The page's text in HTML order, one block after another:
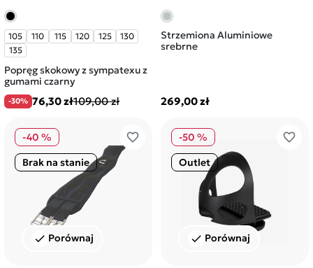
105 110 115 120 125
130
135
Popręg skokowy z sympatexu z
gumami czarny
-30% 76,30 zł109,00 zł
Strzemiona Aluminiowe
srebrne
269,00 zł
favorite_border
check Porównaj
-40 %
Brak na stanie
favorite_border
check Porównaj
-50 %
Outlet